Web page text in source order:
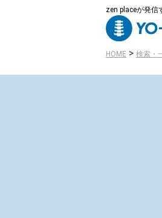
zen placeが発信
HOME > 検索・